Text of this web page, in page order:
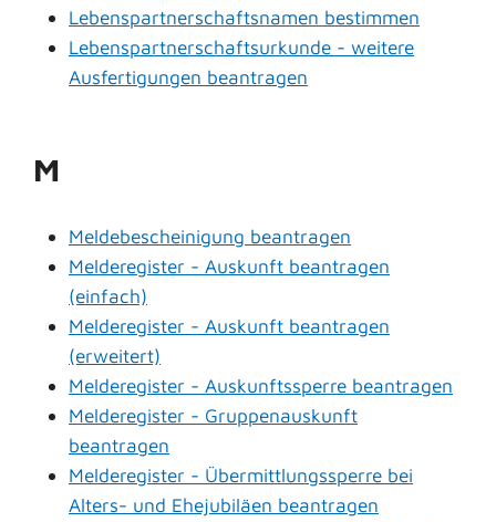
Lebenspartnerschaftsnamen bestimmen
Lebenspartnerschaftsurkunde - weitere
Ausfertigungen beantragen
M
Meldebescheinigung beantragen
Melderegister - Auskunft beantragen
(einfach)
Melderegister - Auskunft beantragen
(erweitert)
Melderegister - Auskunftssperre beantragen
Melderegister - Gruppenauskunft
beantragen
Melderegister - Übermittlungssperre bei
Alters- und Ehejubiläen beantragen